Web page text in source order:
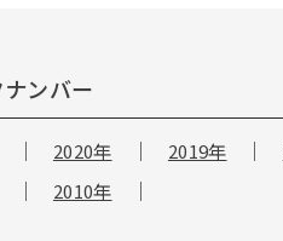
ンバー
2020年 2019年
2010年